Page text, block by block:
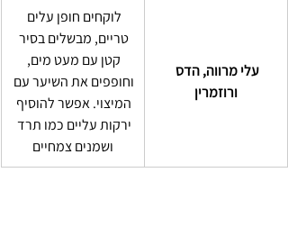
עלי מרווה, הדס
ורוזמרין
לוקחים חופן עלים
טריים, מבשלים בסיר
קטן עם מעט מים,
וחופפים את השיער עם
המיצוי. אפשר להוסיף
ירקות עליים כמו תרד
ושמנים צמחיים